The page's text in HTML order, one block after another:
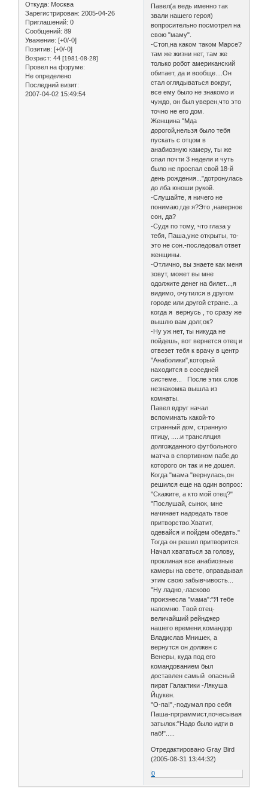
Откуда: Москва
Зарегистрирован: 2005-04-26
Приглашений: 0
Сообщений: 89
Уважение: [+0/-0]
Позитив: [+0/-0]
Возраст: 44 [1981-08-28]
Провел на форуме:
Не определено
Последний визит:
2007-04-02 15:49:54
Павел(а ведь именно так
звали нашего героя)
вопросительно посмотрел на
свою "маму".
-Стоп,на каком таком Марсе?
там же жизни нет, там же
только робот американский
обитает, да и вообще....Он
стал оглядываться вокруг,
все ему было не знакомо и
чуждо, он был уверен,что это
точно не его дом.
Женщина "Мда
дорогой,нельзя было тебя
пускать с отцом в
анабиозную камеру, ты же
спал почти 3 недели и чуть
было не проспал свой 18-й
день рождения..."дотронулась
до лба юноши рукой.
-Слушайте, я ничего не
понимаю,где я?Это ,наверное
сон, да?
-Судя по тому, что глаза у
тебя, Паша,уже открыты, то-
это не сон.-последовал ответ
женщины.
-Отлично, вы знаете как меня
зовут, может вы мне
одолжите денег на билет...,я
видимо, очутился в другом
городе или другой стране..,а
когда я вернусь , то сразу же
вышлю вам долг,ок?
-Ну уж нет, ты никуда не
пойдешь, вот вернется отец и
отвезет тебя к врачу в центр
"Анаболики",который
находится в соседней
системе... После этих слов
незнакомка вышла из
комнаты.
Павел вдруг начал
вспоминать какой-то
странный дом, странную
птицу, .....и трансляция
долгожданного футбольного
матча в спортивном пабе,до
которого он так и не дошел.
Когда "мама "вернулась,он
решился еще на один вопрос:
"Скажите, а кто мой отец?"
"Послушай, сынок, мне
начинает надоедать твое
притворство.Хватит,
одевайся и пойдем обедать."
Тогда он решил притворится.
Начал хвататься за голову,
проклиная все анабиозные
камеры на свете, оправдывая
этим свою забывчивость...
"Ну ладно,-ласково
произнесла "мама":"Я тебе
напомню. Твой отец-
величайший рейнджер
нашего времени,командор
Владислав Мнишек, а
вернутся он должен с
Венеры, куда под его
командованием был
доставлен самый опасный
пират Галактики -Лякуша
Йцукен.
"О-па!",-подумал про себя
Паша-прграммист,почесывая
затылок:"Надо было идти в
паб!".....
Отредактировано Gray Bird
(2005-08-31 13:44:32)
0